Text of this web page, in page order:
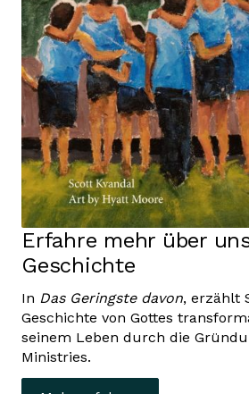
Erfahre mehr über
Geschichte
In Das Geringste davon, erzählt
Geschichte von Gottes
seinem Leben durch die
Ministries.